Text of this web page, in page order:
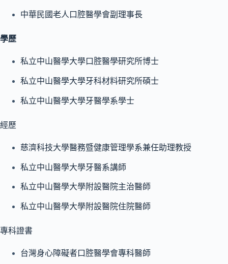
中華民國老人口腔醫學會副理事長
學歷
私立中山醫學大學口腔醫學研究所博士
私立中山醫學大學牙科材料研究所碩士
私立中山醫學大學牙醫學系學士
經歷
慈濟科技大學醫務暨健康管理學系兼任助理教授
私立中山醫學大學牙醫系講師
私立中山醫學大學附設醫院主治醫師
私立中山醫學大學附設醫院住院醫師
專科證書
台灣身心障礙者口腔醫學會專科醫師